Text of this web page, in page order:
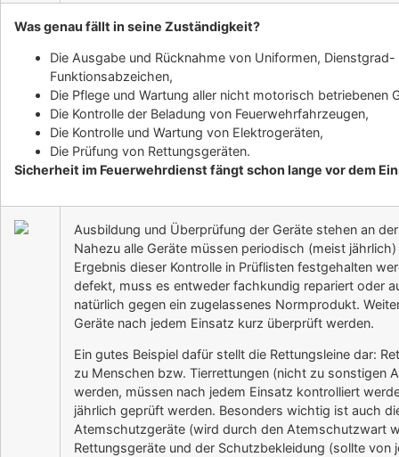
Was genau fällt in seine Zuständigkeit?
Die Ausgabe und Rücknahme von Uniformen, Dienstgrad-
Funktionsabzeichen,
Die Pflege und Wartung aller nicht motorisch betriebenen
Die Kontrolle der Beladung von Feuerwehrfahrzeugen,
Die Kontrolle und Wartung von Elektrogeräten,
Die Prüfung von Rettungsgeräten.
Sicherheit im Feuerwehrdienst fängt schon lange vor dem
Ausbildung und Überprüfung der Geräte stehen an
Nahezu alle Geräte müssen periodisch (meist
Ergebnis dieser Kontrolle in Prüflisten festgehalten
defekt, muss es entweder fachkundig repariert oder
natürlich gegen ein zugelassenes Normprodukt.
Geräte nach jedem Einsatz kurz überprüft werden.
Ein gutes Beispiel dafür stellt die Rettungsleine dar:
zu Menschen bzw. Tierrettungen (nicht zu sonstigen
werden, müssen nach jedem Einsatz kontrolliert
jährlich geprüft werden. Besonders wichtig ist auch
Atemschutzgeräte (wird durch den Atemschutzwart
Rettungsgeräte und der Schutzbekleidung (sollte von